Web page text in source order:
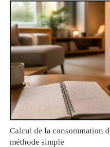
Calcul de la consommation
méthode simple